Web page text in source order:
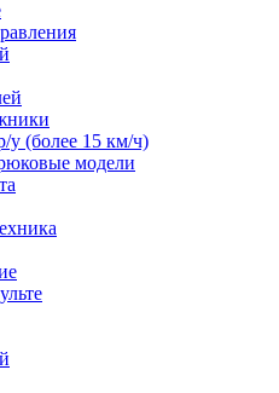
(более 15 км/ч)
модели